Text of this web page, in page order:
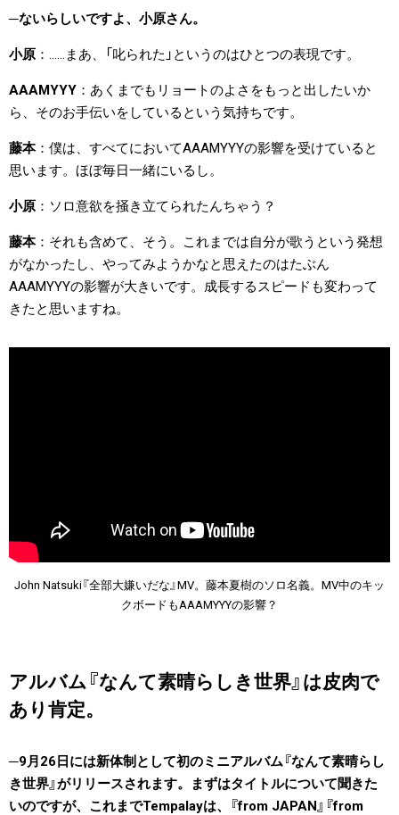
ないらしいですよ、小原さん。
小原 ……まあ、「叱られた」というのはひとつの表現です。
AAAMYYY
あくまでもリョートのよさをもっと出したいか
ら、そのお手伝いをしているという気持ちです。
藤本
僕は、すべてにおいてAAAMYYYの影響を受けていると
思います。ほぼ毎日一緒にいるし。
小原 ソロ意欲を掻き立てられたんちゃう？
藤本
それも含めて、そう。これまでは自分が歌うという発想
がなかったし、やってみようかなと思えたのはたぶん
AAAMYYYの影響が大きいです。成長するスピードも変わって
きたと思いますね。
John Natsuki『全部大嫌いだな』MV。藤本夏樹のソロ名義。MV中のキッ
クボードもAAAMYYYの影響？
アルバム『なんて素晴らしき世界』は皮肉で
あり肯定。
9月26日には新体制として初のミニアルバム『なんて素晴らし
き世界』がリリースされます。まずはタイトルについて聞きた
いのですが、これまでTempalayは、『from JAPAN』『from